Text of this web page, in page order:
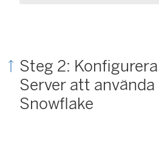
Steg 2:
Server att
Snowflake